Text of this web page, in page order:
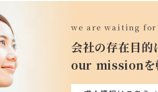
we are waiting for
会社の存在目的
our missionを